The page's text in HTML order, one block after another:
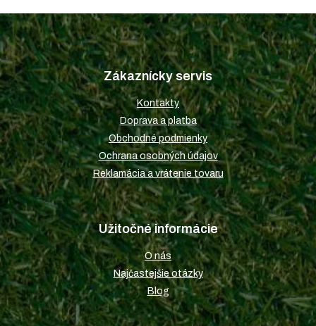
Z
á
p
ä
t
i
e
Zákaznícky servis
Kontakty
Doprava a platba
Obchodné podmienky
Ochrana osobných údajov
Reklamácia a vrátenie tovaru
Užitočné informácie
O nás
Najčastejšie otázky
Blog